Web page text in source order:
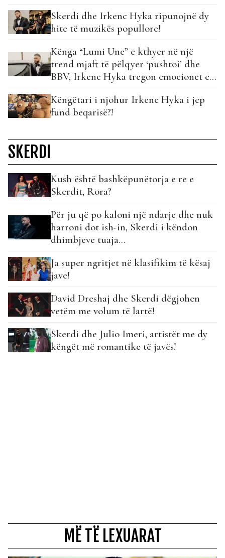
Skerdi dhe Irkenc Hyka ripunojnë dy
hite të muzikës popullore!
Kënga “Lumi Une” e kthyer në një
trend mjaft të pëlqyer ‘pushtoi’ dhe
BBV, Irkenc Hyka tregon emocionet e
Këngëtari i njohur Irkenc Hyka i jep
fund beqarisë?!
SKERDI
Kush është bashkëpunëtorja e re e
Skerdit, Rora?
Për ju që po kaloni një ndarje dhe nuk
harroni dot ish-in, Skerdi i këndon
dhimbjeve tuaja…
Ja super ngritjet në klasifikim të kësaj
jave!
David Dreshaj dhe Skerdi dëgjohen
vetëm me volum të lartë!
Skerdi dhe Julio Imeri, artistët me dy
këngët më romantike të javës!
MË TË LEXUARAT